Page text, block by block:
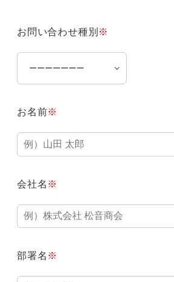
お問い合わせ種別 ※
お名前※
会社名 ※
部署名 ※